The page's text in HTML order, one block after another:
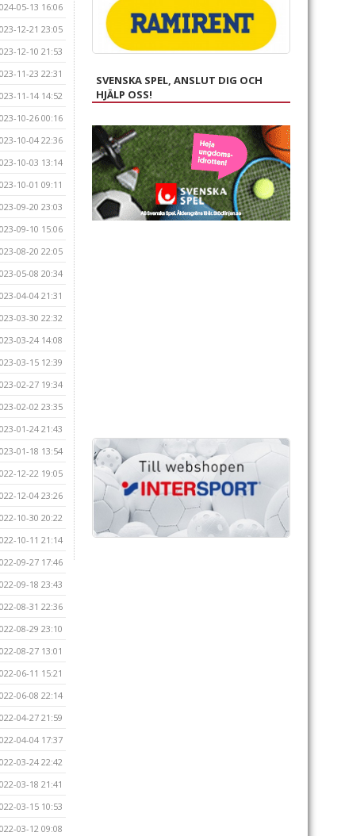
05-13 16:06
12-21 23:05
12-10 21:53
11-23 22:31
11-14 14:52
10-26 00:16
10-04 22:36
10-03 13:14
10-01 09:11
09-20 23:03
09-10 15:06
08-20 22:05
05-08 20:34
04-04 21:31
03-30 22:32
03-24 14:08
03-15 12:39
02-27 19:34
02-02 23:35
01-24 21:43
01-18 13:54
12-22 19:05
12-04 23:26
10-30 20:22
10-11 21:14
09-27 17:46
09-18 23:43
08-31 22:36
08-29 23:10
08-27 13:01
06-11 15:21
06-08 22:14
04-27 21:59
04-04 17:37
03-24 22:42
03-18 21:41
03-15 10:53
03-12 09:08
SVENSKA SPEL, ANSLUT DIG OCH
HJÄLP OSS!